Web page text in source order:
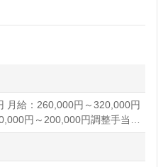
月給：260,000円～320,000円
円～200,000円調整手当：
よる）資格手当：正看護
夜勤手当：1回/10,000円 賞